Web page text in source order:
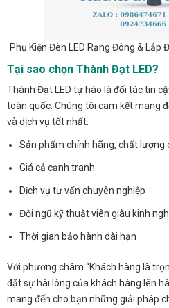
Phụ Kiện Đèn LED Rạng Đông & Lắp
Tại sao chọn Thành Đạt LED?
Thành Đạt LED tự hào là đối tác tin
toàn quốc. Chúng tôi cam kết mang
và dịch vụ tốt nhất:
Sản phẩm chính hãng, chất lượng
Giá cả cạnh tranh
Dịch vụ tư vấn chuyên nghiệp
Đội ngũ kỹ thuật viên giàu kinh
Thời gian bảo hành dài hạn
Với phương châm “Khách hàng là
đặt sự hài lòng của khách hàng lên
mang đến cho bạn những giải pháp